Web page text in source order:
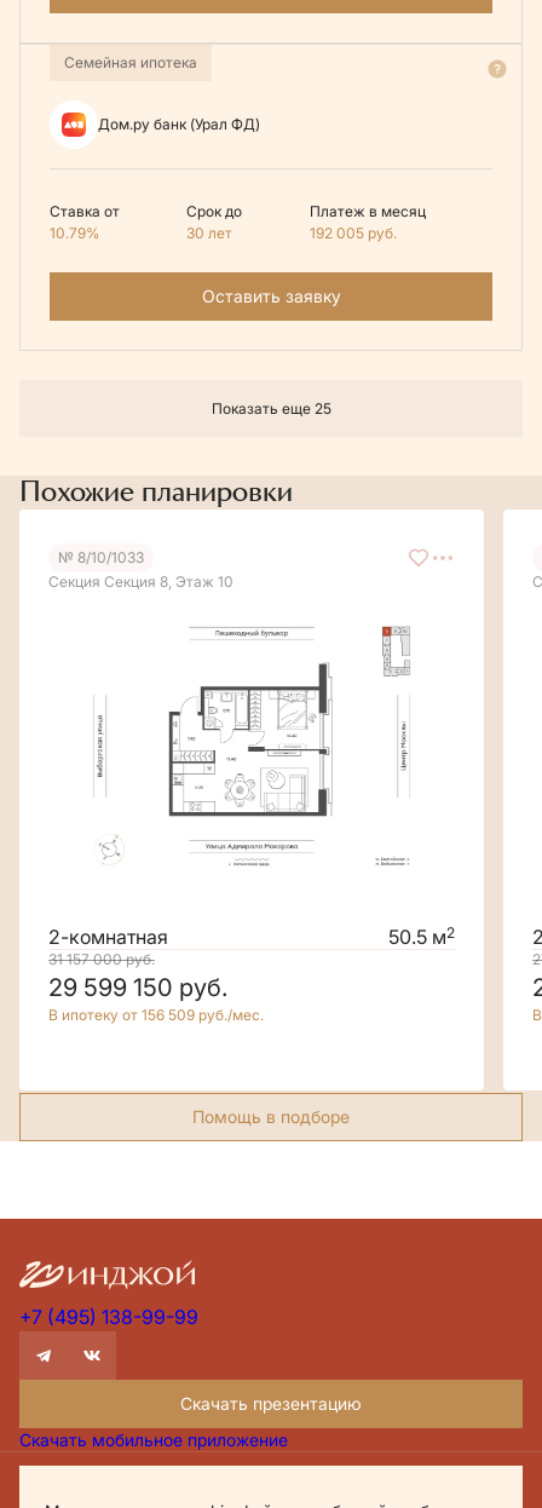
Семейная ипотека
Дом.ру банк (Урал ФД)
Ставка от
10.79%
Срок до
30 лет
Платеж в месяц
192 005 руб.
Оставить заявку
Показать еще 25
Похожие планировки
№ 8/10/1033
Секция Секция 8, Этаж 10
2-комнатная 50.5 м2
31 157 000руб.
29 599 150 руб.
В ипотеку от 156 509 руб./мес.
Помощь в подборе
+7 (495) 138-99-99
Скачать презентацию
Скачать мобильное приложение